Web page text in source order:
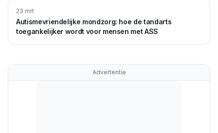
23 mrt
Autismevriendelijke mondzorg: hoe de tandarts
toegankelijker wordt voor mensen met ASS
Advertentie